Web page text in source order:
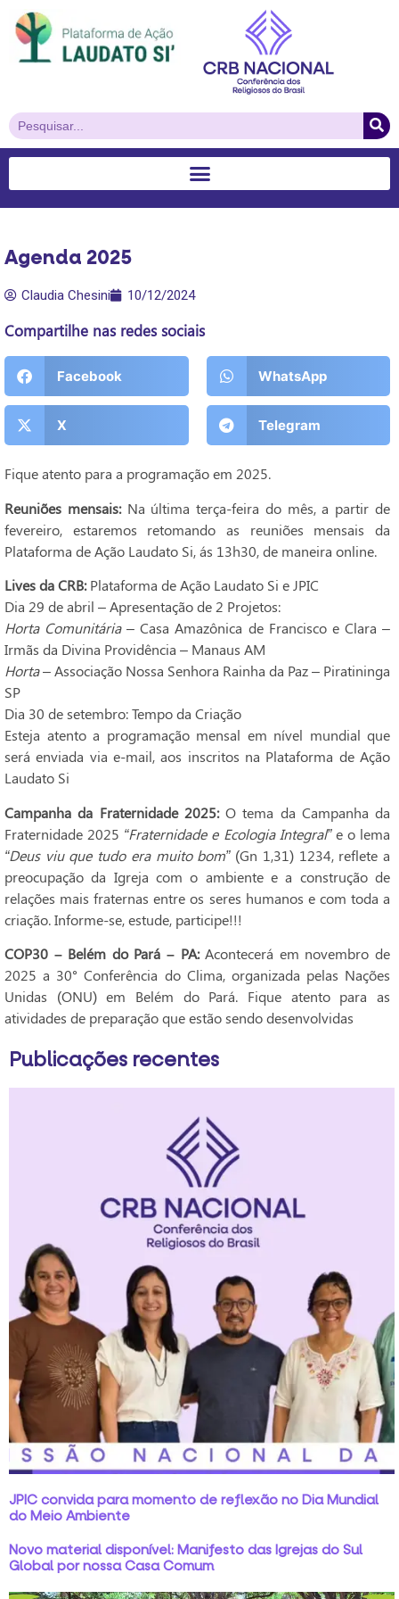
Agenda 2025
Claudia Chesini 10/12/2024
Compartilhe nas redes sociais
Facebook WhatsApp
X Telegram
Fique atento para a programação em 2025.
Reuniões mensais:Na última terça-feira do mês, a partir de
fevereiro, estaremos retomando as reuniões mensais da
Plataforma de Ação Laudato Si, ás 13h30, de maneira online.
Lives da CRB:Plataforma de Ação Laudato Si e JPIC
Dia 29 de abril – Apresentação de 2 Projetos:
Horta Comunitária– Casa Amazônica de Francisco e Clara –
Irmãs da Divina Providência – Manaus AM
Horta– Associação Nossa Senhora Rainha da Paz – Piratininga
SP
Dia 30 de setembro: Tempo da Criação
Esteja atento a programação mensal em nível mundial que
será enviada via e-mail, aos inscritos na Plataforma de Ação
Laudato Si
Campanha da Fraternidade 2025: O tema da Campanha da
Fraternidade 2025 “Fraternidade e Ecologia Integral”e o lema
“Deus viu que tudo era muito bom”(Gn 1,31) 1234, reflete a
preocupação da Igreja com o ambiente e a construção de
relações mais fraternas entre os seres humanos e com toda a
criação. Informe-se, estude, participe!!!
COP30 – Belém do Pará – PA:Acontecerá em novembro de
2025 a 30° Conferência do Clima, organizada pelas Nações
Unidas (ONU) em Belém do Pará. Fique atento para as
atividades de preparação que estão sendo desenvolvidas
Publicações recentes
JPIC convida para momento de reflexão no Dia Mundial
do Meio Ambiente
Novo material disponível: Manifesto das Igrejas do Sul
Global por nossa Casa Comum